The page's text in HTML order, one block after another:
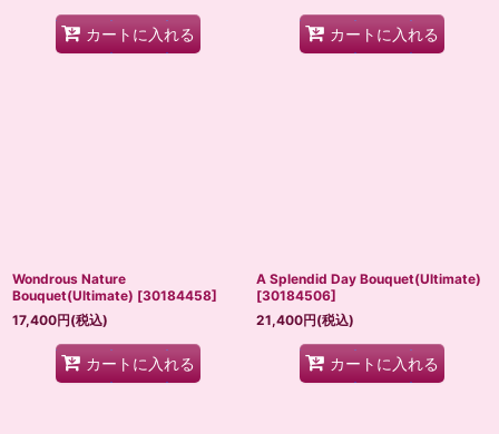
カートに入れる カートに入れる
Wondrous Nature
Bouquet(Ultimate) [30184458]
17,400円(税込)
カートに入れる
A Splendid Day Bouquet(Ultimate)
[30184506]
21,400円(税込)
カートに入れる